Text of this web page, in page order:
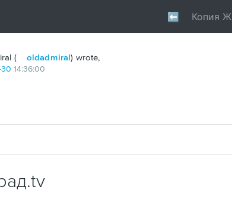
( oldadmiral) wrote,
30 14:36:00